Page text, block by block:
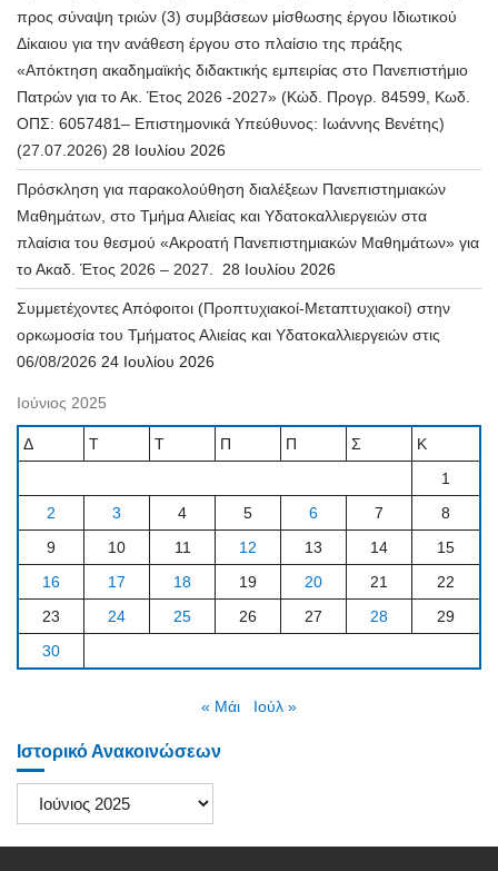
προς σύναψη τριών (3) συμβάσεων μίσθωσης έργου Ιδιωτικού
Δίκαιου για την ανάθεση έργου στο πλαίσιο της πράξης
«Απόκτηση ακαδημαϊκής διδακτικής εμπειρίας στο Πανεπιστήμιο
Πατρών για το Ακ. Έτος 2026 -2027» (Κώδ. Προγρ. 84599, Κωδ.
ΟΠΣ: 6057481– Επιστημονικά Υπεύθυνος: Ιωάννης Βενέτης)
(27.07.2026) 28 Ιουλίου 2026
Πρόσκληση για παρακολούθηση διαλέξεων Πανεπιστημιακών
Μαθημάτων, στο Τμήμα Αλιείας και Υδατοκαλλιεργειών στα
πλαίσια του θεσμού «Ακροατή Πανεπιστημιακών Μαθημάτων» για
το Ακαδ. Έτος 2026 – 2027.
28 Ιουλίου 2026
Συμμετέχοντες Απόφοιτοι (Προπτυχιακοί-Μεταπτυχιακοί) στην
ορκωμοσία του Τμήματος Αλιείας και Υδατοκαλλιεργειών στις
06/08/2026 24 Ιουλίου 2026
Ιούνιος 2025
Δ Τ Τ Π Π Σ
Κ
1
2
3 4 5 6 7
8
9
10 11 12 13 14
15
16
17 18 19 20 21
22
23
24 25 26 27 28
29
30
« Μάι Ιούλ »
Ιστορικό Ανακοινώσεων
Ιστορικό
Ανακοινώσεων